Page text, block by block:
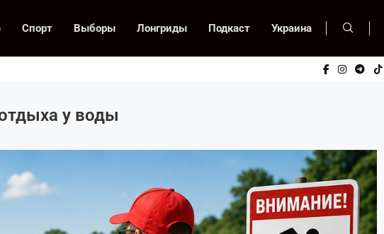
Спорт Выборы Лонгриды Подкаст Украина
у воды